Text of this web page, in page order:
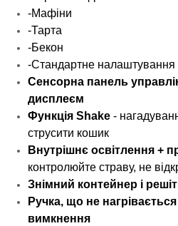
-Мафіни
-Тарта
-Бекон
-Стандартне налаштування
Сенсорна панель
дисплеєм
Функція Shake -
струсити кошик
Внутрішнє освітлення +
контролюйте страву, не
Знімний контейнер і
Ручка, що не
вимкнення